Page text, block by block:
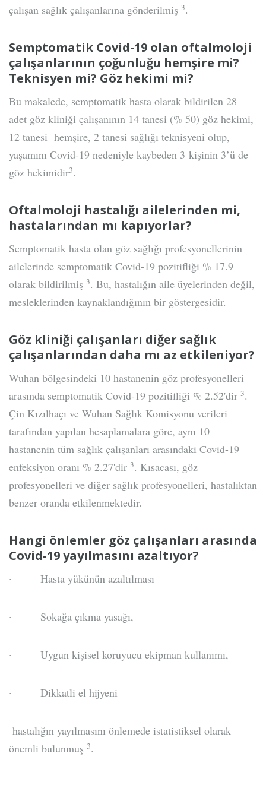
çalışan sağlık çalışanlarına gönderilmiş 3.
Semptomatik Covid-19 olan oftalmoloji
çalışanlarının çoğunluğu hemşire mi?
Teknisyen mi? Göz hekimi mi?
Bu makalede, semptomatik hasta olarak bildirilen 28
adet göz kliniği çalışanının 14 tanesi (% 50) göz hekimi,
12 tanesi hemşire, 2 tanesi sağlığı teknisyeni olup,
yaşamını Covid-19 nedeniyle kaybeden 3 kişinin 3’ü de
göz hekimidir3.
Oftalmoloji hastalığı ailelerinden mi,
hastalarından mı kapıyorlar?
Semptomatik hasta olan göz sağlığı profesyonellerinin
ailelerinde semptomatik Covid-19 pozitifliği % 17.9
olarak bildirilmiş 3. Bu, hastalığın aile üyelerinden değil,
mesleklerinden kaynaklandığının bir göstergesidir.
Göz kliniği çalışanları diğer sağlık
çalışanlarından daha mı az etkileniyor?
Wuhan bölgesindeki 10 hastanenin göz profesyonelleri
arasında semptomatik Covid-19 pozitifliği % 2.52'dir 3.
Çin Kızılhaçı ve Wuhan Sağlık Komisyonu verileri
tarafından yapılan hesaplamalara göre, aynı 10
hastanenin tüm sağlık çalışanları arasındaki Covid-19
enfeksiyon oranı % 2.27'dir 3. Kısacası, göz
profesyonelleri ve diğer sağlık profesyonelleri, hastalıktan
benzer oranda etkilenmektedir.
Hangi önlemler göz çalışanları arasında
Covid-19 yayılmasını azaltıyor?
· Hasta yükünün azaltılması
· Sokağa çıkma yasağı,
· Uygun kişisel koruyucu ekipman kullanımı,
· Dikkatli el hijyeni
hastalığın yayılmasını önlemede istatistiksel olarak
önemli bulunmuş 3.